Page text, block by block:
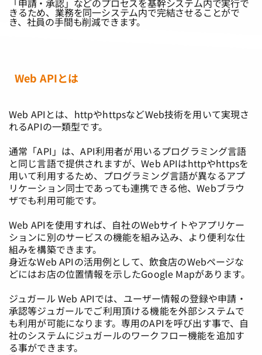
「申請・承認」などのプロセスを基幹システム内で実行で
きるため、業務を同一システム内で完結させることがで
き、社員の手間も削減できます。
Web APIとは
Web APIとは、httpやhttpsなどWeb技術を用いて実現さ
れるAPIの一類型です。
通常「API」は、API利用者が用いるプログラミング言語
と同じ言語で提供されますが、Web APIはhttpやhttpsを
用いて利用するため、プログラミング言語が異なるアプ
リケーション同士であっても連携できる他、Webブラウ
ザでも利用可能です。
Web APIを使用すれば、自社のWebサイトやアプリケー
ションに別のサービスの機能を組み込み、より便利な仕
組みを構築できます。
身近なWeb APIの活用例として、飲食店のWebページな
どにはお店の位置情報を示したGoogle Mapがあります。
ジュガール Web APIでは、ユーザー情報の登録や申請・
承認等ジュガールでご利用頂ける機能を外部システムで
も利用が可能になります。専用のAPIを呼び出す事で、自
社のシステムにジュガールのワークフロー機能を追加す
る事ができます。